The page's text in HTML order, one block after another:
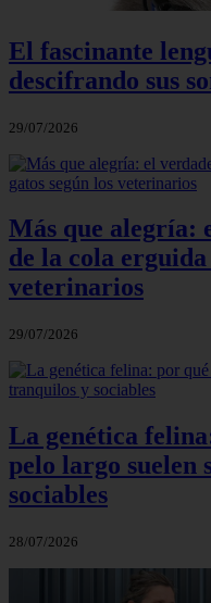
El fascinante
descifrando sus
29/07/2026
Más que alegría:
de la cola erguida
veterinarios
29/07/2026
La genética
pelo largo suelen
sociables
28/07/2026